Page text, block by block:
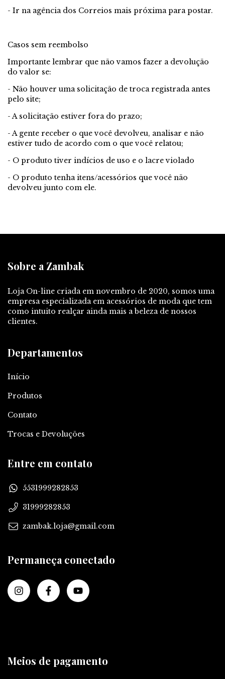
- Ir na agência dos Correios mais próxima para postar.
Casos sem reembolso
Importante lembrar que não vamos fazer a devolução
do valor se:
- Não houver uma solicitação de troca registrada antes
pelo site;
- A solicitação estiver fora do prazo;
- A gente receber o que você devolveu, analisar e não
estiver tudo de acordo com o que você relatou;
- O produto tiver indícios de uso e o lacre violado
- O produto tenha itens/acessórios que você não
devolveu junto com ele.
Sobre a Zambak
Loja On-line criada em novembro de 2020, somos uma
empresa especializada em acessórios de moda que tem
como intuito realçar ainda mais a beleza de nossos
clientes.
Departamentos
Início
Produtos
Contato
Trocas e Devoluções
Entre em contato
5531999282853
31999282853
zambak.loja@gmail.com
Permaneça conectado
Meios de pagamento